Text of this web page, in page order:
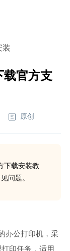
装
载官方支
原创
下载安装教
问题。
办公打印机，采
印任务，适用